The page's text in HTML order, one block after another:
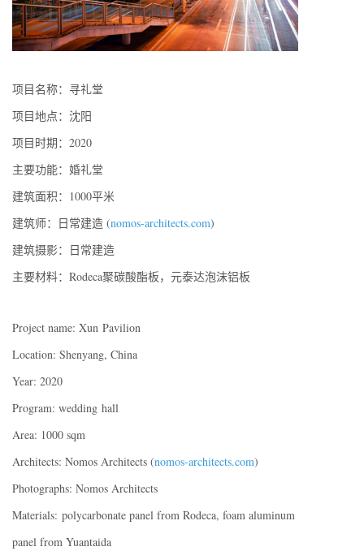
项目名称：寻礼堂
项目地点：沈阳
项目时期：2020
主要功能：婚礼堂
建筑面积：1000平米
建筑师：日常建造 (nomos-architects.com)
建筑摄影：日常建造
主要材料：Rodeca聚碳酸酯板，元泰达泡沫铝板
Project name: Xun Pavilion
Location: Shenyang, China
Year: 2020
Program: wedding hall
Area: 1000 sqm
Architects: Nomos Architects (nomos-architects.com)
Photographs: Nomos Architects
Materials: polycarbonate panel from Rodeca, foam aluminum
panel from Yuantaida